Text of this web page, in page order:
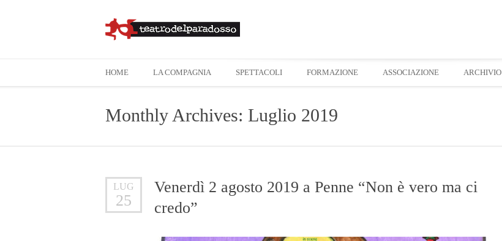
HOME LA COMPAGNIA SPETTACOLI FORMAZIONE ASSOCIAZIONE ARCHIVIO
Monthly Archives: Luglio 2019
LUG
25
Venerdì 2 agosto 2019 a Penne “Non è vero ma ci
credo”